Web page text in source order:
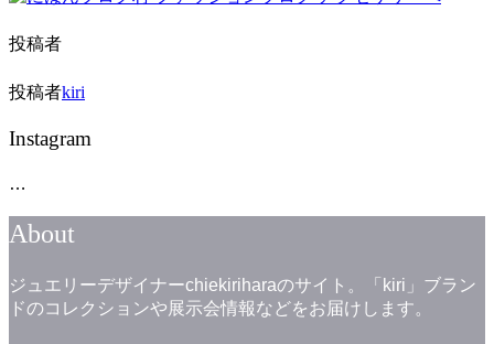
投稿者
投稿者kiri
Instagram
…
About
ジュエリーデザイナーchiekiriharaのサイト。「kiri」ブラン
ドのコレクションや展示会情報などをお届けします。